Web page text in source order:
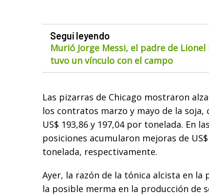
Seguí leyendo
Murió Jorge Messi, el padre de
tuvo un vínculo con el campo
Las pizarras de Chicago mostraron
los contratos marzo y mayo de la soja,
US$ 193,86 y 197,04 por tonelada. En
posiciones acumularon mejoras de
tonelada, respectivamente.
Ayer, la razón de la tónica alcista en la
la posible merma en la producción de